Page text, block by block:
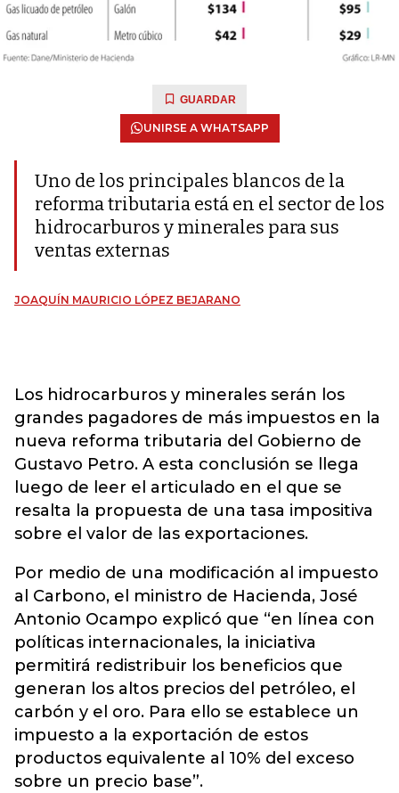
GUARDAR
UNIRSE A WHATSAPP
Uno de los principales blancos de la
reforma tributaria está en el sector de los
hidrocarburos y minerales para sus
ventas externas
JOAQUÍN MAURICIO LÓPEZ BEJARANO
Los hidrocarburos y minerales serán los
grandes pagadores de más impuestos en la
nueva reforma tributaria del Gobierno de
Gustavo Petro. A esta conclusión se llega
luego de leer el articulado en el que se
resalta la propuesta de una tasa impositiva
sobre el valor de las exportaciones.
Por medio de una modificación al impuesto
al Carbono, el ministro de Hacienda, José
Antonio Ocampo explicó que “en línea con
políticas internacionales, la iniciativa
permitirá redistribuir los beneficios que
generan los altos precios del petróleo, el
carbón y el oro. Para ello se establece un
impuesto a la exportación de estos
productos equivalente al 10% del exceso
sobre un precio base”.